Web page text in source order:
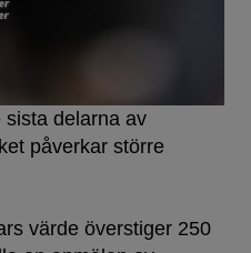
sista delarna av
påverkar större
värde överstiger 250